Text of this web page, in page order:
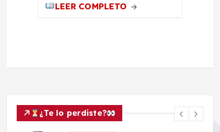
LEER COMPLETO
¿Te lo perdiste?